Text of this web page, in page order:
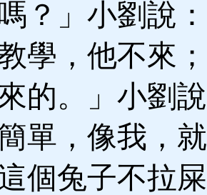
？」小劉說
學，他不來
的。」小劉
單，像我，
個兔子不拉